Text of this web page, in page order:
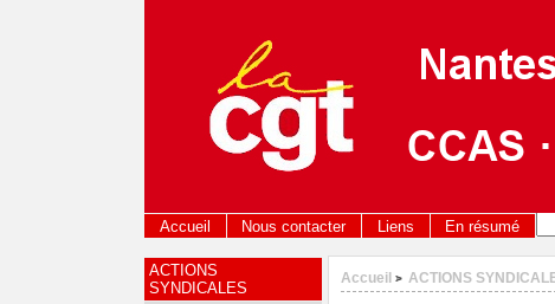
Accueil Nous contacter Liens En résumé
Accueil > ACTIONS
ACTIONS
SYNDICALES